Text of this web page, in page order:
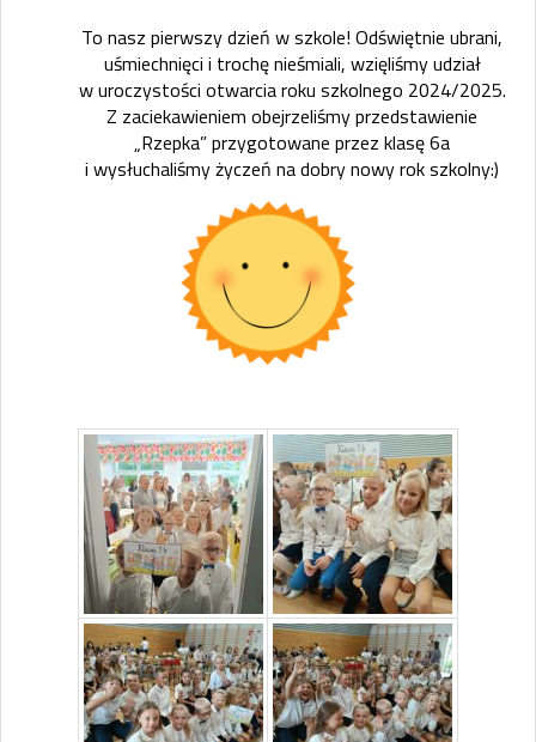
To nasz pierwszy dzień w szkole! Odświętnie ubrani,
uśmiechnięci i trochę nieśmiali, wzięliśmy udział
w uroczystości otwarcia roku szkolnego 2024/2025.
Z zaciekawieniem obejrzeliśmy przedstawienie
„Rzepka” przygotowane przez klasę 6a
i wysłuchaliśmy życzeń na dobry nowy rok szkolny:)